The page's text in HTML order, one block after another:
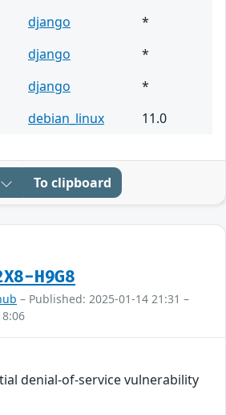
django
*
django
*
django
*
debian_linux 11.0
To clipboard
H9G8
– Published: 2025-01-14 21:31 –
denial-of-service vulnerability